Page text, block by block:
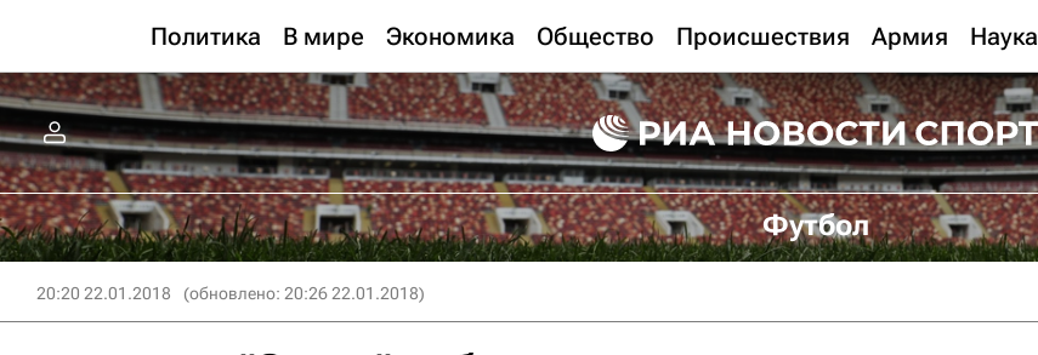
Политика В мире Экономика Общество Происшествия Армия Наука
Футбол
20:20 22.01.2018 (обновлено: 20:26 22.01.2018)